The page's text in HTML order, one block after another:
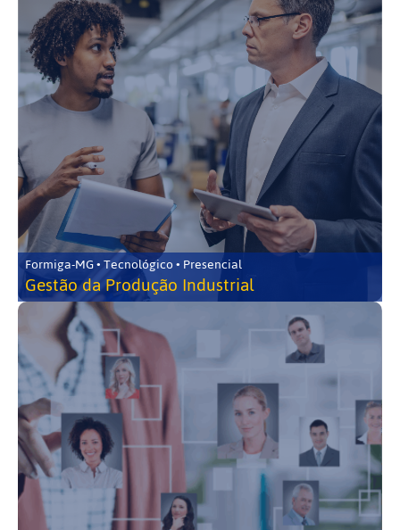
Formiga-MG • Tecnológico • Presencial
Gestão da Produção Industrial